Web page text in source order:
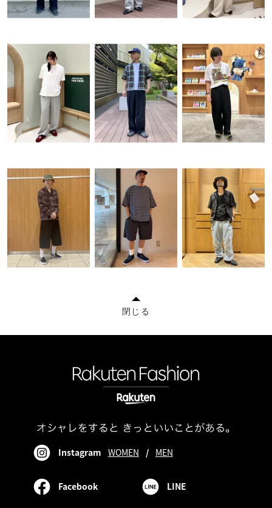
閉じる
Instagram WOMEN / MEN
Facebook LINE